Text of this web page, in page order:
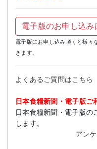
電子版のお申し込み
電子版にお申し込み頂くと様々
きます。
よくあるご質問はこちら
日本食糧新聞・電子版ご
日本食糧新聞・電子版の
します。
アン